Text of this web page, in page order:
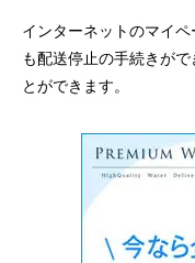
インターネットのマイ
も配送停止の手続きが
とができます。